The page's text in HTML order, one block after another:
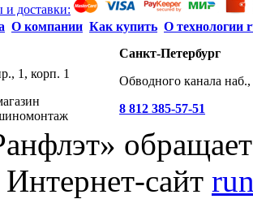
и доставки:
О компании Как купить О технологии
1, корп. 1
Санкт-Петербург
Обводного канала
8 812 385-57-51
сайт